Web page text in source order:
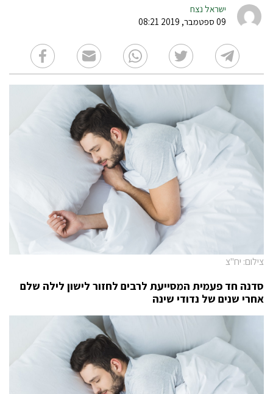
ישראל נצח
09 ספטמבר, 2019 08:21
צילום: יח"צ
סדנה חד פעמית המסייעת לרבים לחזור לישון לילה שלם
אחרי שנים של נדודי שינה